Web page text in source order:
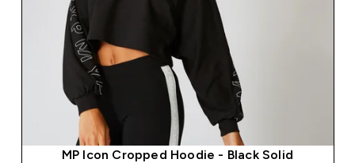
MP Icon Cropped Hoodie - Black Solid